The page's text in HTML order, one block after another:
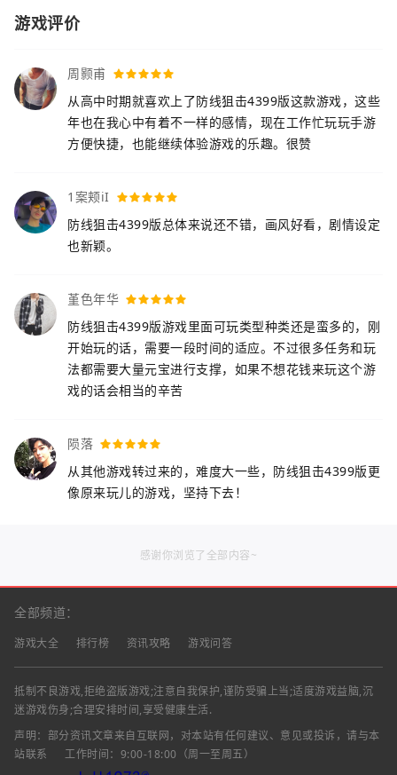
游戏评价
周颢甫
从高中时期就喜欢上了防线狙击4399版这款游戏，这些
年也在我心中有着不一样的感情，现在工作忙玩玩手游
方便快捷，也能继续体验游戏的乐趣。很赞
1案颊iI
防线狙击4399版总体来说还不错，画风好看，剧情设定
也新颖。
堇色年华
防线狙击4399版游戏里面可玩类型种类还是蛮多的，刚
开始玩的话，需要一段时间的适应。不过很多任务和玩
法都需要大量元宝进行支撑，如果不想花钱来玩这个游
戏的话会相当的辛苦
陨落
从其他游戏转过来的，难度大一些，防线狙击4399版更
像原来玩儿的游戏，坚持下去！
感谢你浏览了全部内容~
全部频道：
游戏大全 排行榜 资讯攻略 游戏问答
抵制不良游戏,拒绝盗版游戏;注意自我保护,谨防受骗上当;适度游戏益脑,沉
迷游戏伤身;合理安排时间,享受健康生活.
声明：部分资讯文章来自互联网，对本站有任何建议、意见或投诉，请与本
站联系
工作时间：9:00-18:00（周一至周五）